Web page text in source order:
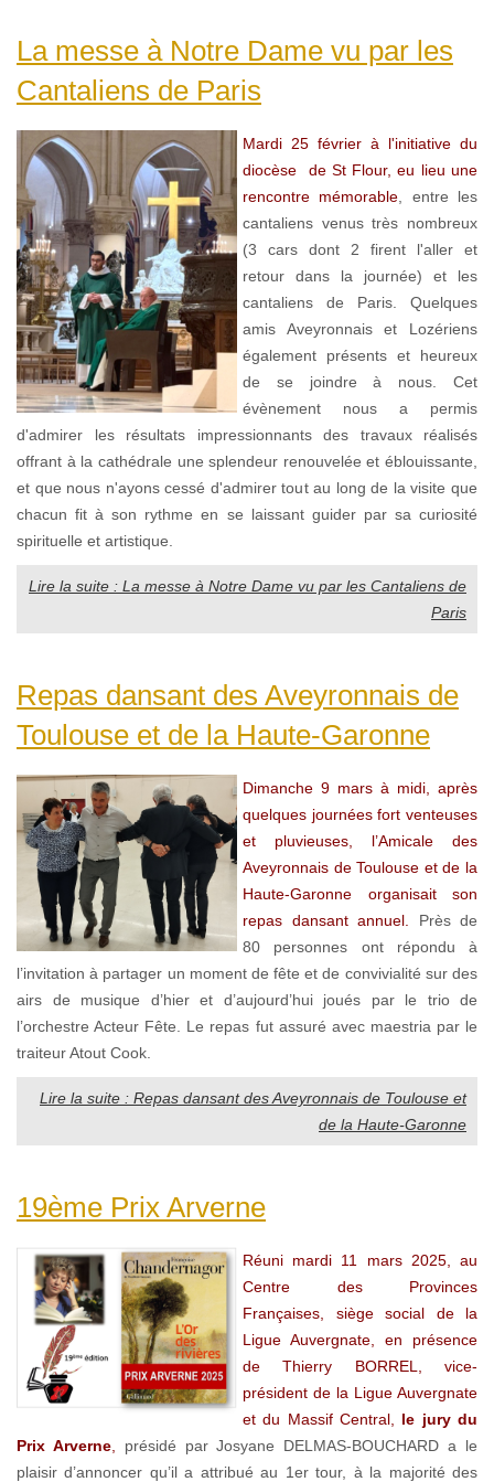
La messe à Notre Dame vu par les
Cantaliens de Paris
Mardi 25 février à l'initiative du
diocèse de St Flour, eu lieu une
rencontre mémorable , entre les
cantaliens venus très nombreux
(3 cars dont 2 firent l'aller et
retour dans la journée) et les
cantaliens de Paris. Quelques
amis Aveyronnais et Lozériens
également présents et heureux
de se joindre à nous. Cet
évènement nous a permis
d'admirer les résultats impressionnants des travaux réalisés
offrant à la cathédrale une splendeur renouvelée et éblouissante,
et que nous n'ayons cessé d'admirer tout au long de la visite que
chacun fit à son rythme en se laissant guider par sa curiosité
spirituelle et artistique.
Lire la suite : La messe à Notre Dame vu par les Cantaliens de
Paris
Repas dansant des Aveyronnais de
Toulouse et de la Haute-Garonne
Dimanche 9 mars à midi, après
quelques journées fort venteuses
et pluvieuses, l’Amicale des
Aveyronnais de Toulouse et de la
Haute-Garonne organisait son
repas dansant annuel.
Près de
80 personnes ont répondu à
l’invitation à partager un moment de fête et de convivialité sur des
airs de musique d’hier et d’aujourd’hui joués par le trio de
l’orchestre Acteur Fête. Le repas fut assuré avec maestria par le
traiteur Atout Cook.
Lire la suite : Repas dansant des Aveyronnais de Toulouse et
de la Haute-Garonne
19ème Prix Arverne
Réuni mardi 11 mars 2025, au
Centre des Provinces
Françaises, siège social de la
Ligue Auvergnate, en présence
de Thierry BORREL, vice-
président de la Ligue Auvergnate
et du Massif Central, le jury du
Prix Arverne,
présidé par Josyane DELMAS-BOUCHARD a le
plaisir d’annoncer qu’il a attribué au 1er tour, à la majorité des